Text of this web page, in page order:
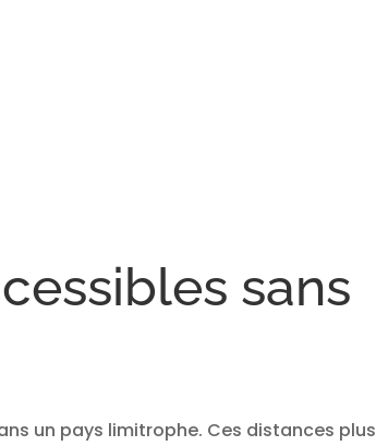
sans
un pays limitrophe. Ces distances plus